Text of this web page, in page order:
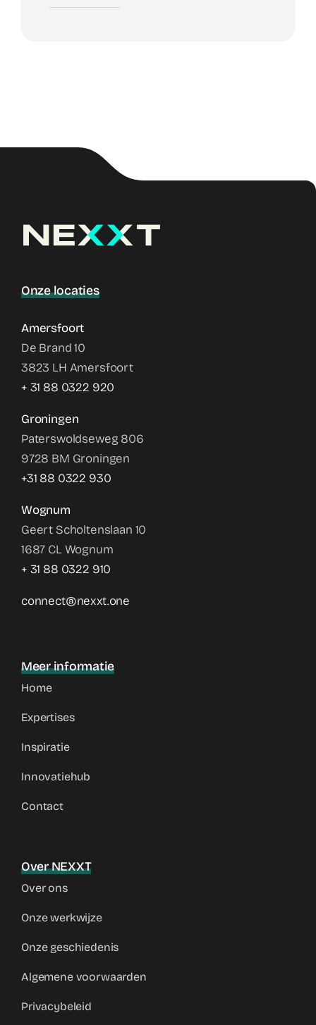
Onze locaties
Amersfoort
De Brand 10
3823 LH Amersfoort
+ 31 88 0322 920
Groningen
Paterswoldseweg 806
9728 BM Groningen
+31 88 0322 930
Wognum
Geert Scholtenslaan 10
1687 CL Wognum
+ 31 88 0322 910
connect@nexxt.one
Meer informatie
Home
Expertises
Inspiratie
Innovatiehub
Contact
Over NEXXT
Over ons
Onze werkwijze
Onze geschiedenis
Algemene voorwaarden
Privacybeleid